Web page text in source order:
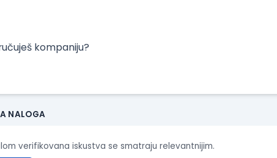
kompaniju?
NALOGA
verifikovana iskustva se smatraju relevantnijim.